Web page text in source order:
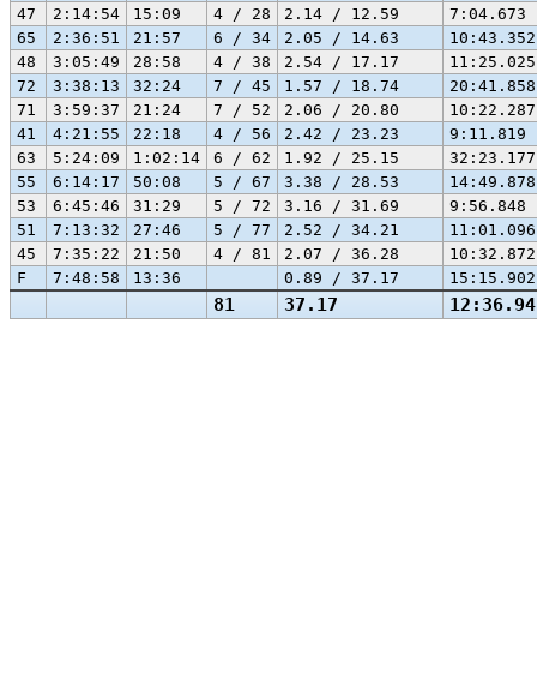
81 37.17
47 2:14:54 15:09 4 / 28 2.14 / 12.59
7:04.673
65
2:36:51 21:57 6 / 34 2.05 / 14.63
10:43.352
48
3:05:49 28:58 4 / 38 2.54 / 17.17
11:25.025
72
3:38:13 32:24 7 / 45 1.57 / 18.74
20:41.858
71
3:59:37 21:24 7 / 52 2.06 / 20.80
10:22.287
41
4:21:55 22:18 4 / 56 2.42 / 23.23
9:11.819
63
5:24:09 1:02:14 6 / 62 1.92 / 25.15
32:23.177
55
6:14:17 50:08 5 / 67 3.38 / 28.53
14:49.878
53
6:45:46 31:29 5 / 72 3.16 / 31.69
9:56.848
51
7:13:32 27:46 5 / 77 2.52 / 34.21
11:01.096
45
7:35:22 21:50 4 / 81 2.07 / 36.28
10:32.872
F
7:48:58 13:36 0.89 / 37.17 15:15.902